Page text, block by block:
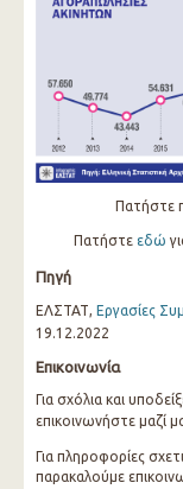
Πατήστε
Πατήστε εδώ
Πηγή
ΕΛΣΤΑΤ, Εργασίες
19.12.2022
Επικοινωνία
Για σχόλια και
επικοινωνήστε μαζί
Για πληροφορίες
παρακαλούμε